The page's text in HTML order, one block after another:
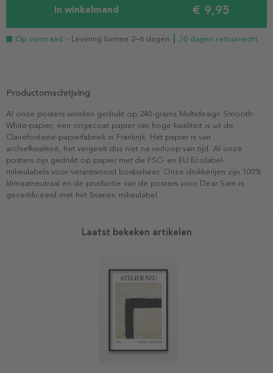
In winkelmand € 9,95
Op voorraad - Levering binnen 2–6 dagen ┃ 30 dagen retourrecht
Productomschrijving
Al onze posters worden gedrukt op 240-grams Multidesign Smooth
White-papier, een ongecoat papier van hoge kwaliteit is uit de
Clairefontaine-papierfabriek in Frankrijk. Het papier is van
archiefkwaliteit, het vergeelt dus niet na verloop van tijd. Al onze
posters zijn gedrukt op papier met de FSC- en EU Ecolabel-
milieulabels voor verantwoord bosbeheer. Onze drukkerijen zijn 100%
klimaatneutraal en de productie van de posters voor Dear Sam is
gecertificeerd met het Svanen milieulabel.
Laatst bekeken artikelen